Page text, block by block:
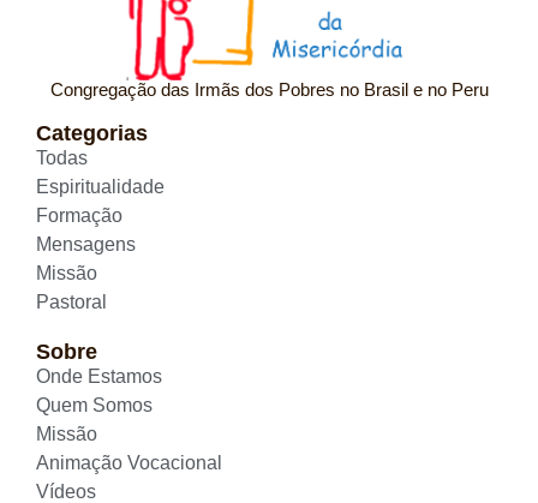
Congregação das Irmãs dos Pobres no Brasil e no Peru
Categorias
Todas
Espiritualidade
Formação
Mensagens
Missão
Pastoral
Sobre
Onde Estamos
Quem Somos
Missão
Animação Vocacional
Vídeos